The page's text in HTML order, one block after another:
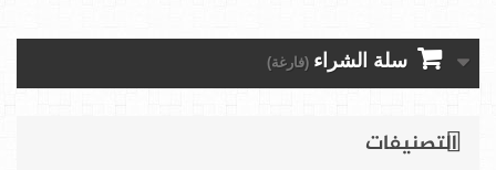
سلة الشراء (فارغة)
التصنيفات